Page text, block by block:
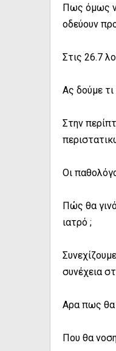
Πως όμως
οδεύουν
Στις 26.7
Ας δούμε τι
Στην
Οι
Πώς θα
ιατρό ;
συνέχεια
Αρα πως θα
Που θα